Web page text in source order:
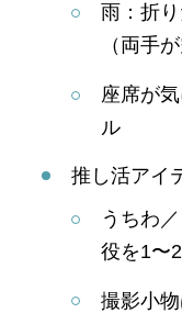
雨：折
（両手
座席が
ル
推し活アイ
うちわ
役を1〜
撮影小